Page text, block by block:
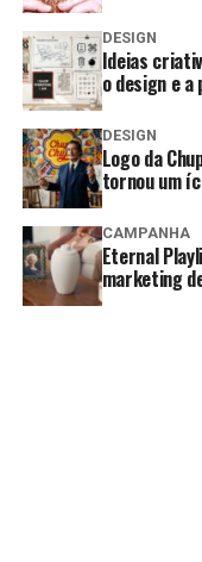
DESIGN
Ideias
o design e a
DESIGN
Logo da
tornou um
CAMPANHA
Eternal
marketing